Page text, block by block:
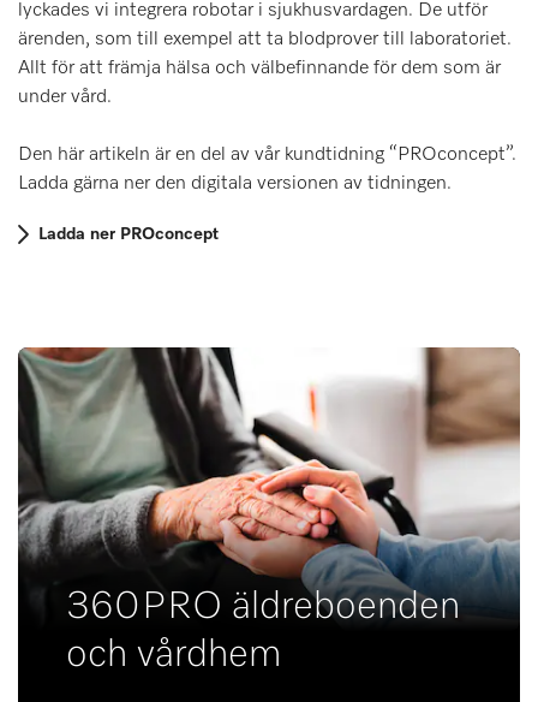
lyckades vi integrera robotar i sjukhusvardagen. De utför
ärenden, som till exempel att ta blodprover till laboratoriet.
Allt för att främja hälsa och välbefinnande för dem som är
under vård.
Den här artikeln är en del av vår kundtidning “PROconcept”.
Ladda gärna ner den digitala versionen av tidningen.
Ladda ner PROconcept
360PRO äldreboenden
och vårdhem